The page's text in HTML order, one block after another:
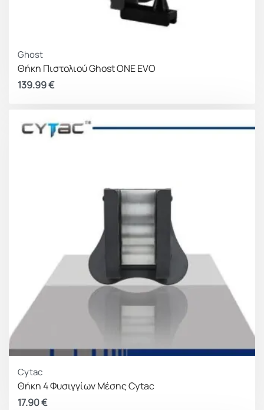
Ghost
Θήκη Πιστολιού Ghost ONE EVO
139.99€
Cytac
Θήκη 4 Φυσιγγίων Μέσης Cytac
17.90€